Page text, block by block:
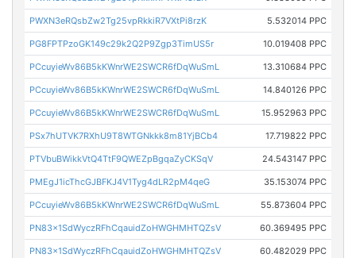
PWXN3eRQsbZw2Tg25vpRkkiR7VXtPi8rzK 5.532014 PPC
PG8FPTPzoGK149c29k2Q2P9Zgp3TimUS5r 10.019408 PPC
PCcuyieWv86B5kKWnrWE2SWCR6fDqWuSmL 13.310684 PPC
PCcuyieWv86B5kKWnrWE2SWCR6fDqWuSmL 14.840126 PPC
PCcuyieWv86B5kKWnrWE2SWCR6fDqWuSmL 15.952963 PPC
PSx7hUTVK7RXhU9T8WTGNkkk8m81YjBCb4 17.719822 PPC
PTVbuBWikkVtQ4TtF9QWEZpBgqaZyCKSqV 24.543147 PPC
PMEgJ1icThcGJBFKJ4V1Tyg4dLR2pM4qeG 35.153074 PPC
PCcuyieWv86B5kKWnrWE2SWCR6fDqWuSmL 55.873604 PPC
PN83x1SdWyczRFhCqauidZoHWGHMHTQZsV 60.369495 PPC
PN83x1SdWyczRFhCqauidZoHWGHMHTQZsV 60.482029 PPC